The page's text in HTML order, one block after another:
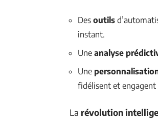
Des outils
instant.
Une analyse
Une
fidélisent et engagent
La révolution